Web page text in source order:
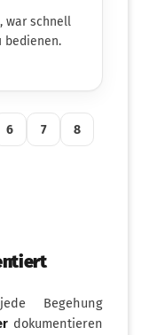
war schnell
bedienen.
6 7 8
Begehung
dokumentieren